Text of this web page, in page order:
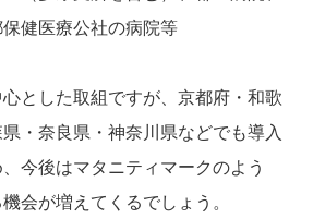
健医療公社の病院等
とした取組ですが、京都府・和歌
・奈良県・神奈川県などでも導入
今後はマタニティマークのよう
会が増えてくるでしょう。